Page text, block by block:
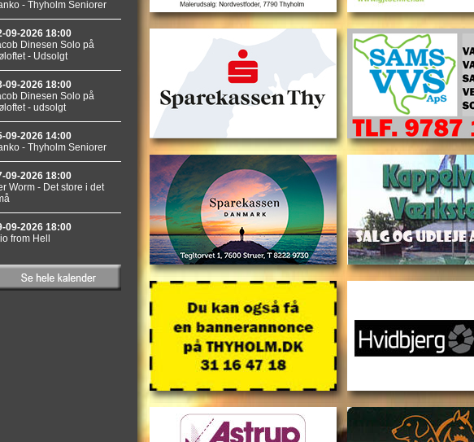
- Thyholm Seniorer
09-2026 18:00
Dinesen Solo på
- Udsolgt
09-2026 18:00
Dinesen Solo på
- udsolgt
09-2026 14:00
- Thyholm Seniorer
09-2026 18:00
Worm - Det store i det
09-2026 18:00
from Hell